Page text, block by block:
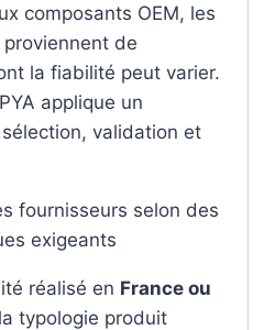
composants OEM, les
de
la fiabilité peut varier.
applique un
validation et
fournisseurs selon des
exigeants
réalisé en France ou
typologie produit